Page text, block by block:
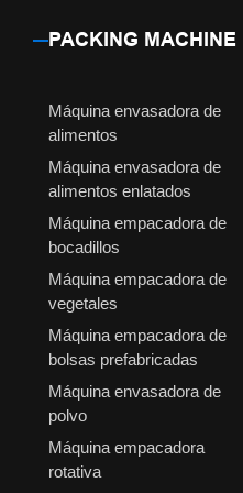
PACKING MACHINE
Máquina envasadora de
alimentos
Máquina envasadora de
alimentos enlatados
Máquina empacadora de
bocadillos
Máquina empacadora de
vegetales
Máquina empacadora de
bolsas prefabricadas
Máquina envasadora de
polvo
Máquina empacadora
rotativa